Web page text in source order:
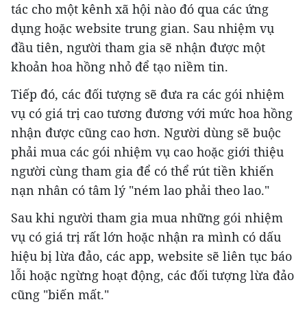
tác cho một kênh xã hội nào đó qua các ứng
dụng hoặc website trung gian. Sau nhiệm vụ
đầu tiên, người tham gia sẽ nhận được một
khoản hoa hồng nhỏ để tạo niềm tin.
Tiếp đó, các đối tượng sẽ đưa ra các gói nhiệm
vụ có giá trị cao tương đương với mức hoa hồng
nhận được cũng cao hơn. Người dùng sẽ buộc
phải mua các gói nhiệm vụ cao hoặc giới thiệu
người cùng tham gia để có thể rút tiền khiến
nạn nhân có tâm lý "ném lao phải theo lao."
Sau khi người tham gia mua những gói nhiệm
vụ có giá trị rất lớn hoặc nhận ra mình có dấu
hiệu bị lừa đảo, các app, website sẽ liên tục báo
lỗi hoặc ngừng hoạt động, các đối tượng lừa đảo
cũng "biến mất."